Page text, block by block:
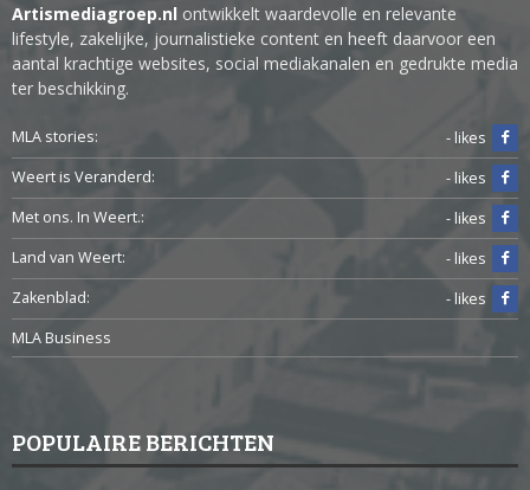
Artismediagroep.nl ontwikkelt waardevolle en relevante
lifestyle, zakelijke, journalistieke content en heeft daarvoor een
aantal krachtige websites, social mediakanalen en gedrukte media
ter beschikking.
MLA stories:
- likes
Weert is Veranderd:
- likes
Met ons. In Weert.:
- likes
Land van Weert:
- likes
Zakenblad:
- likes
MLA Business
POPULAIRE BERICHTEN